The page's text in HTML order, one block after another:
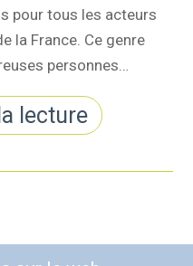
pour tous les acteurs
la France. Ce genre
personnes…
lecture